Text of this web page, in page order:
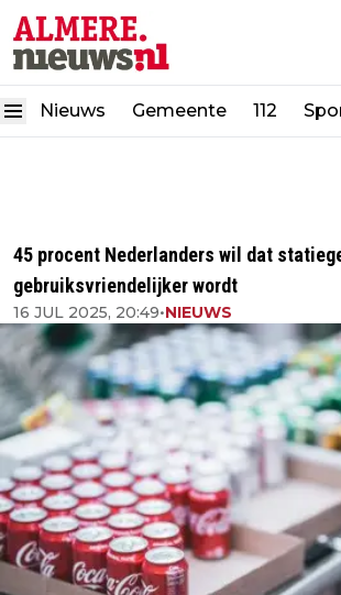
Nieuws Gemeente 112
45 procent Nederlanders wil dat
gebruiksvriendelijker wordt
16 JUL 2025, 20:49•NIEUWS